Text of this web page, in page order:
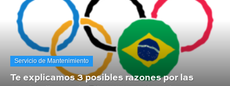
Servicio de Mantenimiento
Te explicamos 3 posibles razones por las